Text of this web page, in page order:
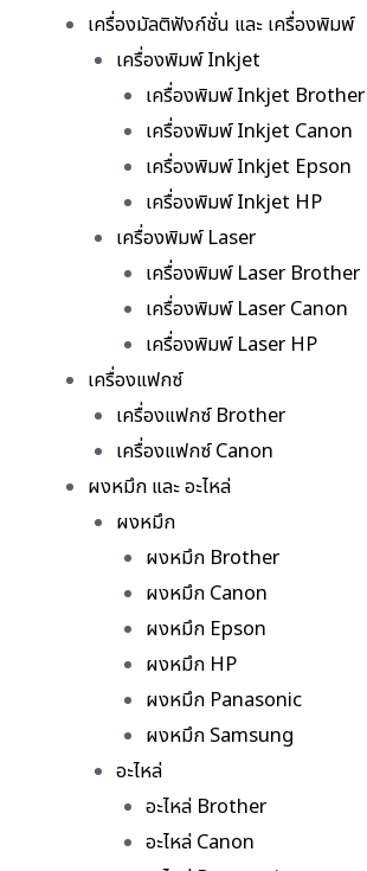
เครื่องมัลติฟังก์ชั่น และ เครื่องพิมพ์
เครื่องพิมพ์ Inkjet
เครื่องพิมพ์ Inkjet Brother
เครื่องพิมพ์ Inkjet Canon
เครื่องพิมพ์ Inkjet Epson
เครื่องพิมพ์ Inkjet HP
เครื่องพิมพ์ Laser
เครื่องพิมพ์ Laser Brother
เครื่องพิมพ์ Laser Canon
เครื่องพิมพ์ Laser HP
เครื่องแฟกซ์
เครื่องแฟกซ์ Brother
เครื่องแฟกซ์ Canon
ผงหมึก และ อะไหล่
ผงหมึก
ผงหมึก Brother
ผงหมึก Canon
ผงหมึก Epson
ผงหมึก HP
ผงหมึก Panasonic
ผงหมึก Samsung
อะไหล่
อะไหล่ Brother
อะไหล่ Canon